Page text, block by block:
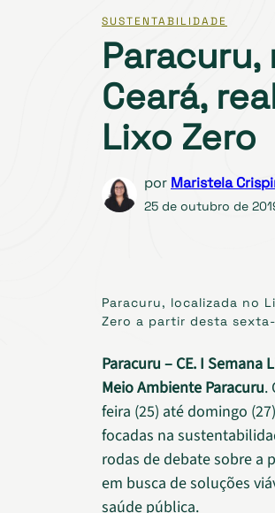
SUSTENTABILIDADE
Ceará,
Lixo Zero
por Maristela
25 de outubro de
Paracuru, localizada no
Zero a partir desta
Paracuru – CE. I Semana
Meio Ambiente Paracuru.
feira (25) até domingo
focadas na
rodas de debate sobre a
em busca de soluções
saúde pública.